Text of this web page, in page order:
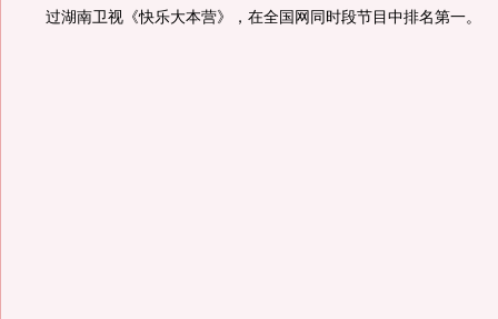
过湖南卫视《快乐大本营》，在全国网同时段节目中排名第一。